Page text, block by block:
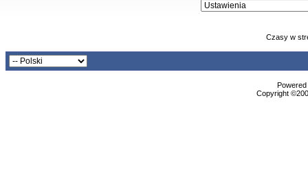
Czasy w
Copyright